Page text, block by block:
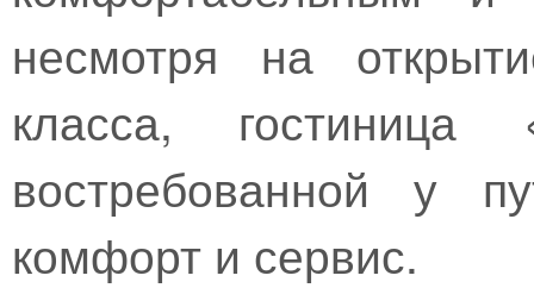
несмотря на
класса, гостиница
востребованной у
комфорт и сервис.